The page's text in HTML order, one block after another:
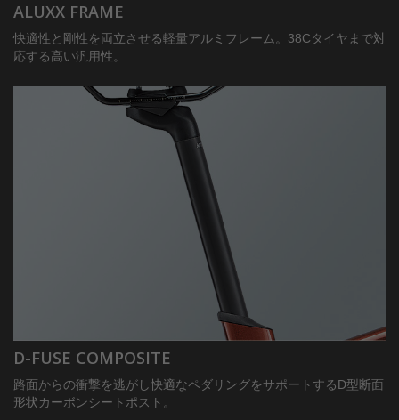
ALUXX FRAME
快適性と剛性を両立させる軽量アルミフレーム。38Cタイヤまで対
応する高い汎用性。
D-FUSE COMPOSITE
路面からの衝撃を逃がし快適なペダリングをサポートするD型断面
形状カーボンシートポスト。